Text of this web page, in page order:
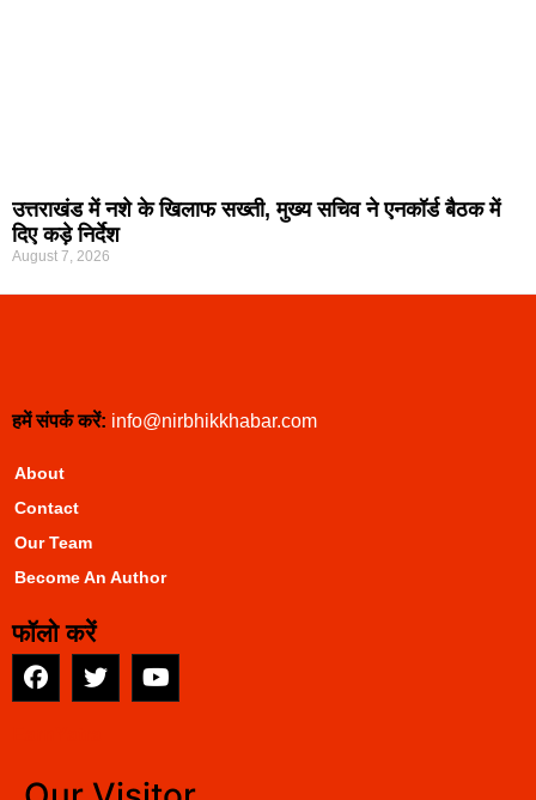
उत्तराखंड में नशे के खिलाफ सख्ती, मुख्य सचिव ने एनकॉर्ड बैठक में
दिए कड़े निर्देश
August 7, 2026
हमें संपर्क करें: info@nirbhikkhabar.com
About
Contact
Our Team
Become An Author
फॉलो करें